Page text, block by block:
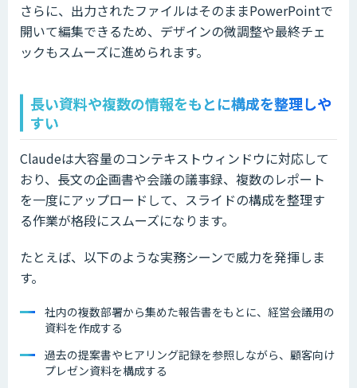
さらに、出力されたファイルはそのままPowerPointで
開いて編集できるため、デザインの微調整や最終チェ
ックもスムーズに進められます。
長い資料や複数の情報をもとに構成を整理しや
すい
Claudeは大容量のコンテキストウィンドウに対応して
おり、長文の企画書や会議の議事録、複数のレポート
を一度にアップロードして、スライドの構成を整理す
る作業が格段にスムーズになります。
たとえば、以下のような実務シーンで威力を発揮しま
す。
社内の複数部署から集めた報告書をもとに、経営会議用の
資料を作成する
過去の提案書やヒアリング記録を参照しながら、顧客向け
プレゼン資料を構成する